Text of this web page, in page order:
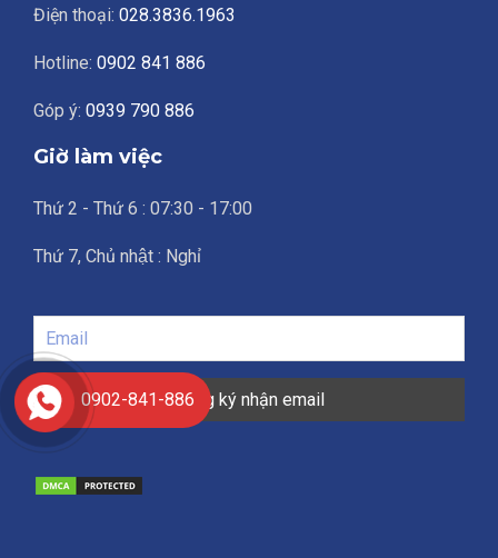
Điện thoại: 028.3836.1963
Hotline: 0902 841 886
Góp ý: 0939 790 886
Giờ làm việc
Thứ 2 - Thứ 6 : 07:30 - 17:00
Thứ 7, Chủ nhật : Nghỉ
0902-841-886